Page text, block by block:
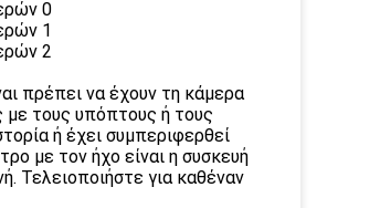
πρέπει να έχουν τη κάμερα
με τους υπόπτους ή τους
ή έχει συμπεριφερθεί
με τον ήχο είναι η συσκευή
Τελειοποιήστε για καθέναν